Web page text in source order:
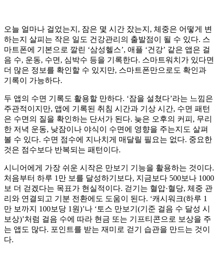
오늘 얼마나 걸었는지, 잠은 몇 시간 잤는지, 체중은 어떻게 변
하는지 살피는 작은 일도 건강관리의 출발점이 될 수 있다. 스
마트폰에 기본으로 깔린 ‘삼성헬스’, 애플 ‘건강’ 같은 앱은 걸
음 수, 운동, 수면, 심박수 등을 기록한다. 스마트워치가 있다면
더 많은 정보를 확인할 수 있지만, 스마트폰만으로도 확인과
기록이 가능하다.
두 앱의 수면 기록도 활용할 만하다. ‘잠을 설쳤다’라는 느낌은
주관적이지만, 앱에 기록된 취침 시간과 기상 시간, 수면 패턴
은 수면의 질을 확인하는 단서가 된다. 늦은 오후의 커피, 무리
한 저녁 운동, 낮잠이나 야식이 수면에 영향을 주는지도 살펴
볼 수 있다. 수면 점수에 지나치게 매달릴 필요는 없다. 중요한
것은 점수보다 반복되는 패턴이다.
시니어에게 가장 쉬운 시작은 만보기 기능을 활용하는 것이다.
처음부터 하루 1만 보를 달성하기보다, 지금보다 500보나 1000
보 더 걷겠다는 목표가 현실적이다. 걷기는 혈압·혈당, 체중 관
리와 연결되고 기분 전환에도 도움이 된다. ‘캐시워크(하루 1
만 보까지 100보당 1원)’나 ‘토스 만보기(기준 걸음 수 달성 시
보상)’처럼 걸음 수에 따라 현금 또는 기프티콘으로 보상을 주
는 앱도 많다. 포인트를 받는 재미로 걷기 습관을 만드는 것이
다.